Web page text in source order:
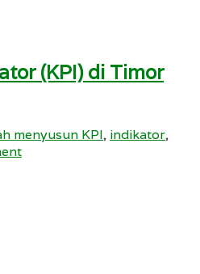
(KPI) di Timor
menyusun KPI, indikator,